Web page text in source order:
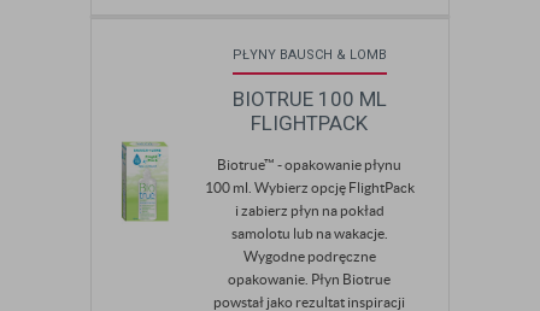
PŁYNY BAUSCH & LOMB
BIOTRUE 100 ML
FLIGHTPACK
Biotrue™ - opakowanie płynu
100 ml. Wybierz opcję FlightPack
i zabierz płyn na pokład
samolotu lub na wakacje.
Wygodne podręczne
opakowanie. Płyn Biotrue
powstał jako rezultat inspiracji